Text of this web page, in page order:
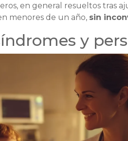
en general resueltos tras
menores de un año, sin
y